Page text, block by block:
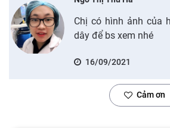
Chị có hình ảnh của
dây để bs xem nhé
16/09/2021
Cảm ơn